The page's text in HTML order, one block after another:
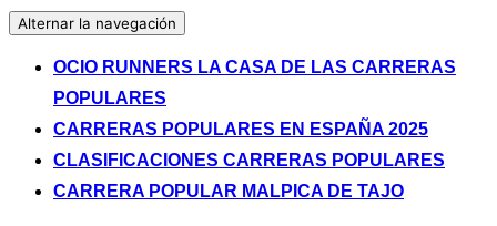
Alternar la navegación
OCIO RUNNERS LA CASA DE LAS CARRERAS
POPULARES
CARRERAS POPULARES EN ESPAÑA 2025
CLASIFICACIONES CARRERAS POPULARES
CARRERA POPULAR MALPICA DE TAJO